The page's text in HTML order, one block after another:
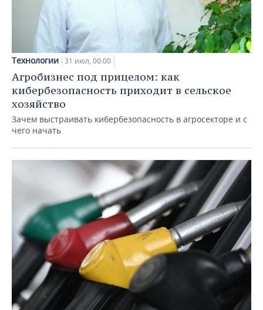
Технологии 31 июл, 00:00
Агробизнес под прицелом: как
кибербезопасность приходит в сельское
хозяйство
Зачем выстраивать кибербезопасность в агросекторе и с
чего начать